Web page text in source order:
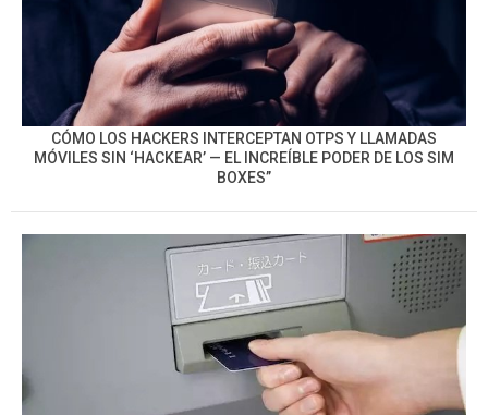
CÓMO LOS HACKERS INTERCEPTAN OTPS Y LLAMADAS
MÓVILES SIN ‘HACKEAR’ — EL INCREÍBLE PODER DE LOS SIM
BOXES”